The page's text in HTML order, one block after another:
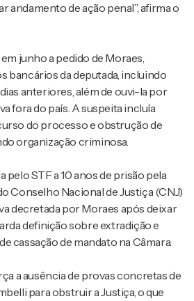
de ação penal”, afirma o
junho a pedido de Moraes,
bancários da deputada, incluindo
anteriores, além de ouvi-la por
fora do país. A suspeita incluía
do processo e obstrução de
organização criminosa.
pelo STF a 10 anos de prisão pela
Conselho Nacional de Justiça (CNJ)
decretada por Moraes após deixar
definição sobre extradição e
cassação de mandato na Câmara.
a ausência de provas concretas de
para obstruir a Justiça, o que